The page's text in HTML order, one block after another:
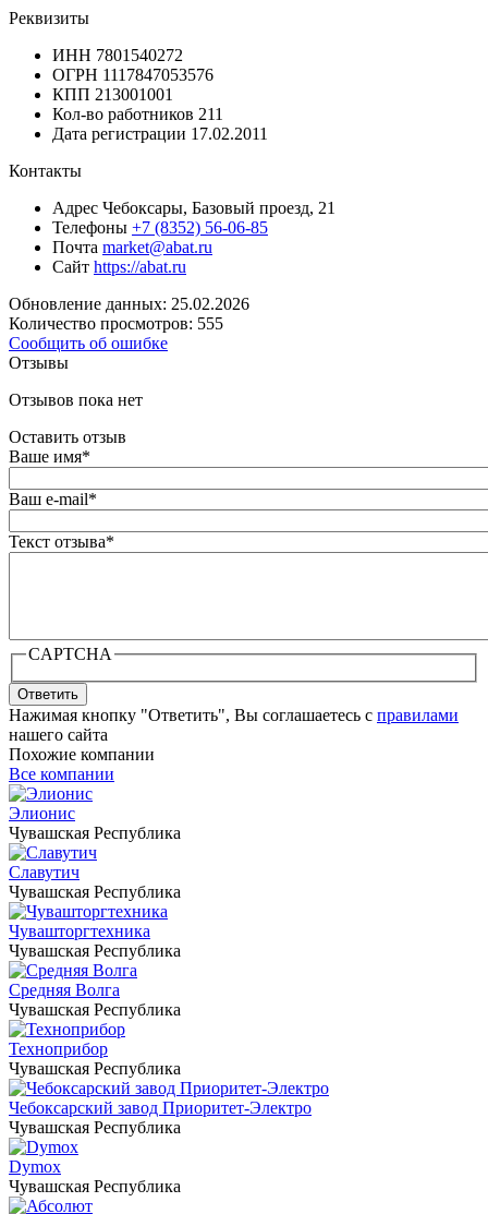
Реквизиты
ИНН 7801540272
ОГРН 1117847053576
КПП 213001001
Кол-во работников 211
Дата регистрации 17.02.2011
Контакты
Адрес Чебоксары, Базовый проезд, 21
Телефоны +7 (8352) 56-06-85
Почта market@abat.ru
Сайт https://abat.ru
Обновление данных: 25.02.2026
Количество просмотров: 555
Сообщить об ошибке
Отзывы
Отзывов пока нет
Оставить отзыв
Ваше имя*
Ваш e-mail*
Текст отзыва*
CAPTCHA
Ответить
Нажимая кнопку "Ответить", Вы соглашаетесь с правилами
нашего сайта
Похожие компании
Все компании
Элионис
Чувашская Республика
Славутич
Чувашская Республика
Чувашторгтехника
Чувашская Республика
Средняя Волга
Чувашская Республика
Техноприбор
Чувашская Республика
Чебоксарский завод Приоритет-Электро
Чувашская Республика
Dymox
Чувашская Республика